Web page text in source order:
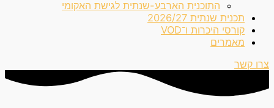
התוכנית הארבע-שנתית לגישת האקומי
תכנית שנתית 2026/27
קורסי היכרות ו־VOD
מאמרים
צרו קשר